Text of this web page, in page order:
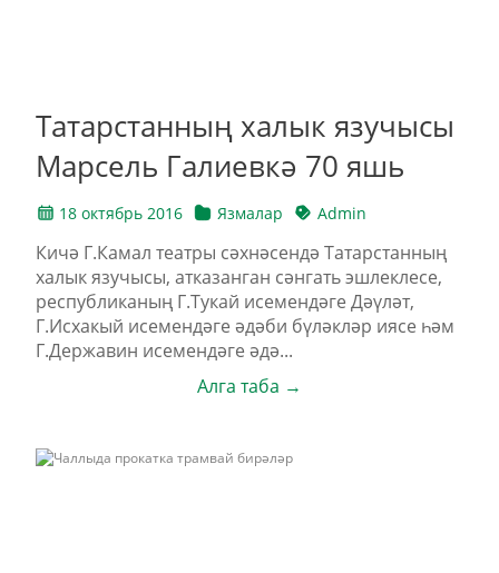
Татарстанның халык язучысы
Марсель Галиевкә 70 яшь
18 октябрь 2016 Язмалар Admin
Кичә Г.Камал театры сәхнәсендә Татарстанның
халык язучысы, атказанган сәнгать эшлеклесе,
республиканың Г.Тукай исемендәге Дәүләт,
Г.Исхакый исемендәге әдәби бүләкләр иясе һәм
Г.Державин исемендәге әдә...
Алга таба →